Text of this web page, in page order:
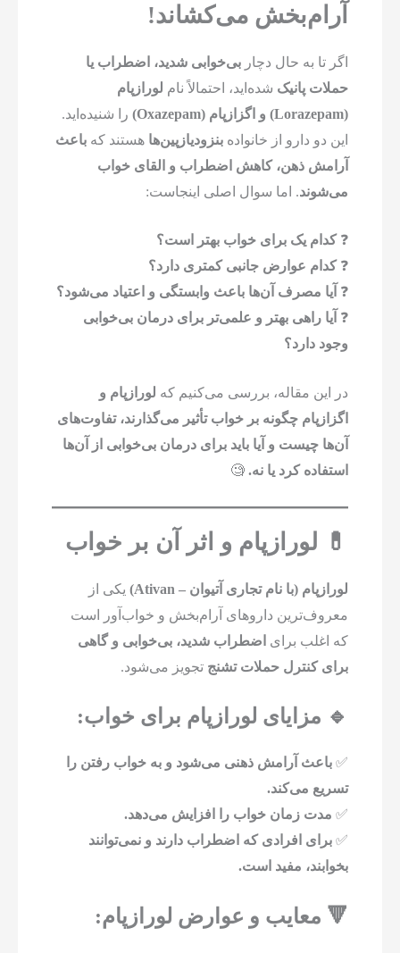
آرام‌بخش می‌کشاند!
اگر تا به حال دچاربی‌خوابی شدید، اضطراب یا
حملات پانیک شده‌اید، احتمالاً نام لورازپام
(Lorazepam) و اگزازپام (Oxazepam)
را شنیده‌اید.
این دو دارو از خانوادهبنزودیازپین‌ها هستند کهباعث
آرامش ذهن، کاهش اضطراب و القای خواب
می‌شوند. اما سوال اصلی اینجاست:
❓کدام یک برای خواب بهتر است؟
❓کدام عوارض جانبی کمتری دارد؟
❓ آیا مصرف آن‌ها باعث وابستگی و اعتیاد می‌شود؟
❓ آیا راهی بهتر و علمی‌تر برای درمان بی‌خوابی
وجود دارد؟
در این مقاله، بررسی می‌کنیم که لورازپام و
اگزازپام چگونه بر خواب تأثیر می‌گذارند، تفاوت‌های
آن‌ها چیست و آیا باید برای درمان بی‌خوابی از آن‌ها
استفاده کرد یا نه. 🧐
💊 لورازپام و اثر آن بر خواب
لورازپام (با نام تجاری آتیوان – Ativan)
یکی از
معروف‌ترین داروهای آرام‌بخش و خواب‌آور است
که اغلب برای اضطراب شدید، بی‌خوابی و گاهی
برای کنترل حملات تشنج تجویز می‌شود.
🔹 مزایای لورازپام برای خواب:
✅باعث آرامش ذهنی می‌شود و به خواب رفتن را
تسریع می‌کند.
✅ مدت زمان خواب را افزایش می‌دهد.
✅برای افرادی که اضطراب دارند و نمی‌توانند
بخوابند، مفید است.
🔻 معایب و عوارض لورازپام: